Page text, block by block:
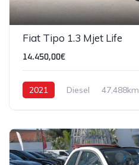
Fiat Tipo 1.3 Mjet Life
14.450,00€
2021 Diesel 47,488km